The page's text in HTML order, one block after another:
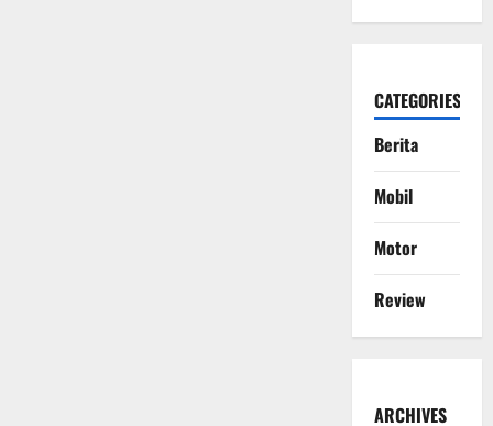
CATEGORIES
Berita
Mobil
Motor
Review
ARCHIVES